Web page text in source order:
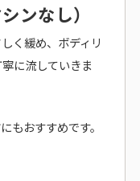
ンなし）
く緩め、ボディリ
に流していきま
もおすすめです。